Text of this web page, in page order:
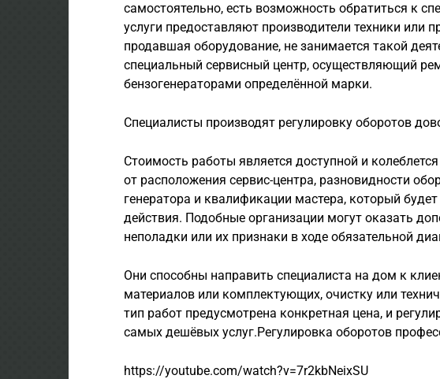
самостоятельно, есть возможность обратиться к
услуги предоставляют производители техники или
продавшая оборудование, не занимается такой
специальный сервисный центр, осуществляющий
бензогенераторами определённой марки.
Специалисты производят регулировку оборотов
Стоимость работы является доступной и
от расположения сервис-центра, разновидности
генератора и квалификации мастера, который
действия. Подобные организации могут оказать
неполадки или их признаки в ходе обязательной
Они способны направить специалиста на дом к
материалов или комплектующих, очистку или
тип работ предусмотрена конкретная цена, и
самых дешёвых услуг.Регулировка оборотов
https://youtube.com/watch?v=7r2kbNeixSU